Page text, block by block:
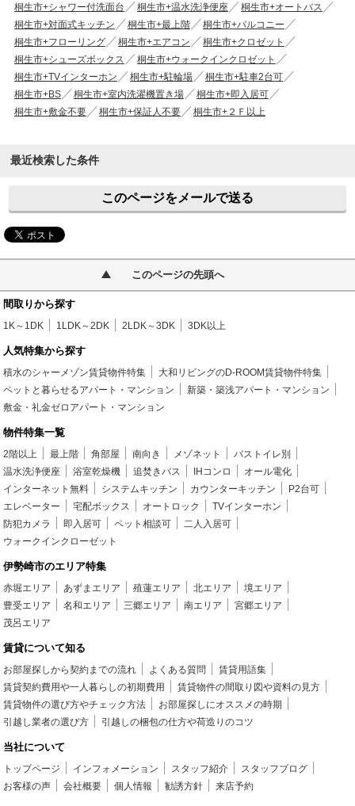
桐生市+シャワー付洗面台
桐生市+温水洗浄便座
桐生市+オートバス
桐生市+対面式キッチン
桐生市+最上階
桐生市+バルコニー
桐生市+フローリング
桐生市+エアコン
桐生市+クロゼット
桐生市+シューズボックス
桐生市+ウォークインクロゼット
桐生市+TVインターホン
桐生市+駐輪場
桐生市+駐車2台可
桐生市+BS
桐生市+室内洗濯機置き場
桐生市+即入居可
桐生市+敷金不要
桐生市+保証人不要 桐生市+２Ｆ以上
最近検索した条件
このページをメールで送る
このページの先頭へ
間取りから探す
1K～1DK 1LDK～2DK 2LDK～3DK 3DK以上
人気特集から探す
積水のシャーメゾン賃貸物件特集
大和リビングのD-ROOM賃貸物件特集
ペットと暮らせるアパート・マンション
新築・築浅アパート・マンション
敷金・礼金ゼロアパート・マンション
物件特集一覧
2階以上 最上階 角部屋 南向き メゾネット
バストイレ別
温水洗浄便座
浴室乾燥機 追焚きバス IHコンロ
オール電化
インターネット無料
システムキッチン カウンターキッチン
P2台可
エレベーター
宅配ボックス オートロック
TVインターホン
防犯カメラ
即入居可 ペット相談可
二人入居可
ウォークインクローゼット
伊勢崎市のエリア特集
赤堀エリア あずまエリア 殖蓮エリア 北エリア
境エリア
豊受エリア
名和エリア 三郷エリア 南エリア
宮郷エリア
茂呂エリア
賃貸について知る
お部屋探しから契約までの流れ よくある質問
賃貸用語集
賃貸契約費用や一人暮らしの初期費用
賃貸物件の間取り図や資料の見方
賃貸物件の選び方やチェック方法
お部屋探しにオススメの時期
引越し業者の選び方
引越しの梱包の仕方や荷造りのコツ
当社について
トップページ インフォメーション スタッフ紹介
スタッフブログ
お客様の声
会社概要 個人情報 勧誘方針 来店予約